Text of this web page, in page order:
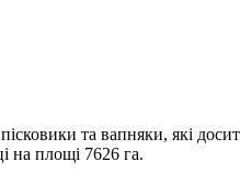
та вапняки, які
на площі 7626 га.